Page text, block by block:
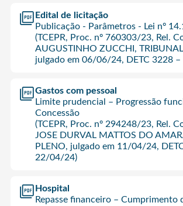
Edital de licitação
Publicação - Parâmetros - Lei nº
(TCEPR, Proc. nº 760303/23, Rel.
AUGUSTINHO ZUCCHI,
julgado em 06/06/24, DETC 3228
Gastos com pessoal
Limite prudencial – Progressão
Concessão
(TCEPR, Proc. nº 294248/23, Rel.
JOSE DURVAL MATTOS DO
PLENO, julgado em 11/04/24,
22/04/24)
Hospital
Repasse financeiro – Cumprimento